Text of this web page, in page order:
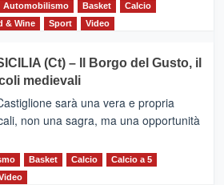
Automobilismo Basket
Calcio
& Wine Sport Video
(Ct) – Il Borgo del Gusto, il
medievali
sarà una vera e propria
non una sagra, ma una opportunità
Basket Calcio
Calcio a 5